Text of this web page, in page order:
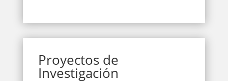
Proyectos de
Investigación